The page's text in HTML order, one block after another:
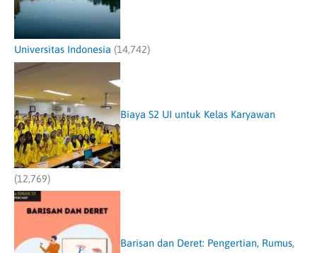
Universitas Indonesia (14,742)
Biaya S2 UI untuk Kelas Karyawan
(12,769)
Barisan dan Deret: Pengertian, Rumus,